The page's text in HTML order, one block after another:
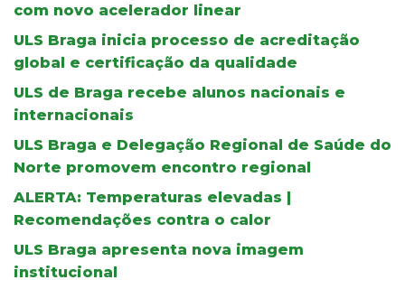
com novo acelerador linear
ULS Braga inicia processo de acreditação
global e certificação da qualidade
ULS de Braga recebe alunos nacionais e
internacionais
ULS Braga e Delegação Regional de Saúde do
Norte promovem encontro regional
ALERTA: Temperaturas elevadas |
Recomendações contra o calor
ULS Braga apresenta nova imagem
institucional